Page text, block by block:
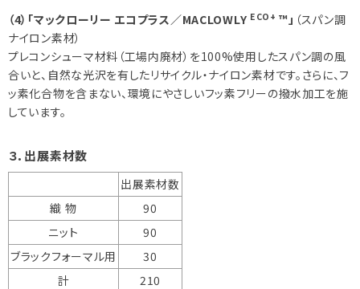
（4）「マックローリー エコプラス／MACLOWLY ECO+ ™」 （スパン調
ナイロン素材）
プレコンシューマ材料（工場内廃材）を100%使用したスパン調の風
合いと、自然な光沢を有したリサイクル・ナイロン素材です。さらに、フ
ッ素化合物を含まない、環境にやさしいフッ素フリーの撥水加工を施
しています。
３．出展素材数
出展素材数
織 物
90
ニット
90
ブラックフォーマル用
30
計
210